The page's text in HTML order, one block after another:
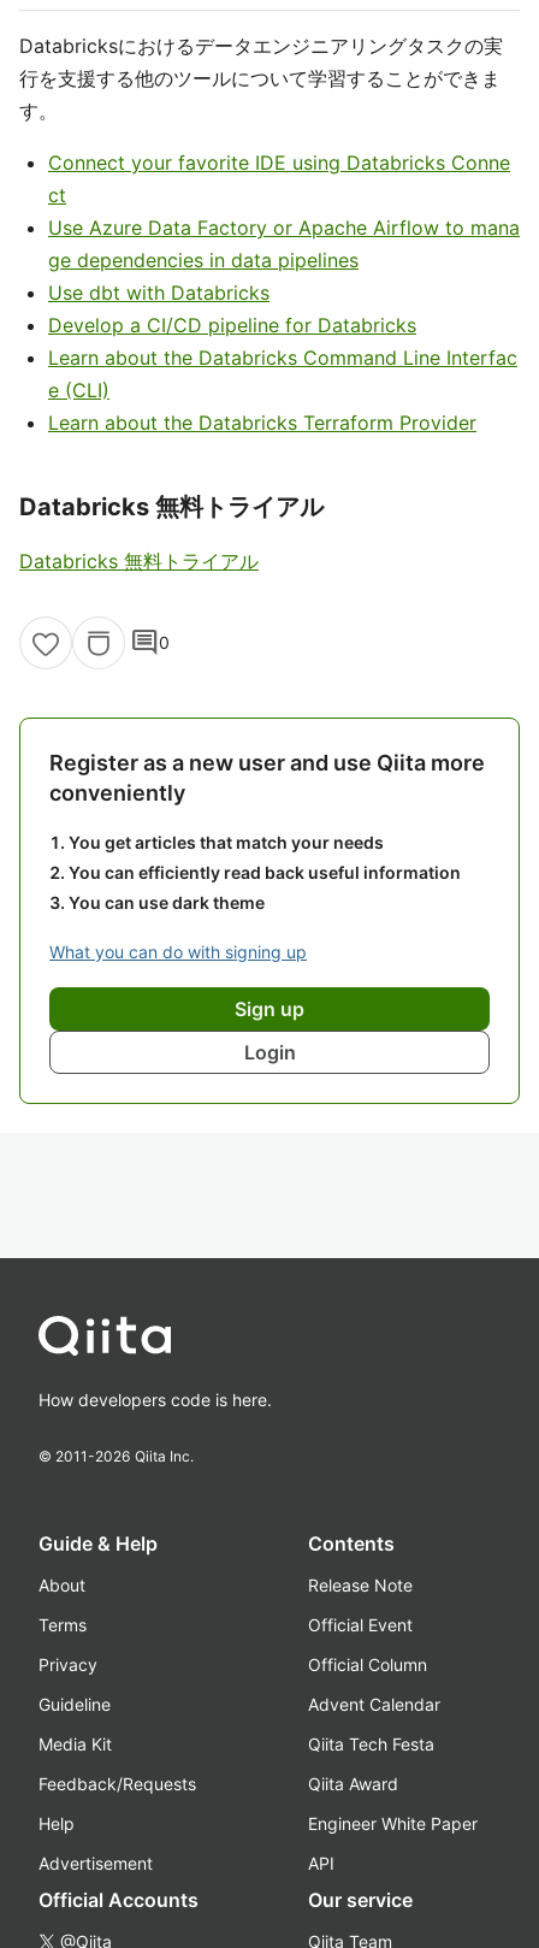
Databricksにおけるデータエンジニアリングタスクの実
行を支援する他のツールについて学習することができま
す。
Connect your favorite IDE using Databricks Conne
ct
Use Azure Data Factory or Apache Airflow to mana
ge dependencies in data pipelines
Use dbt with Databricks
Develop a CI/CD pipeline for Databricks
Learn about the Databricks Command Line Interfac
e (CLI)
Learn about the Databricks Terraform Provider
Databricks 無料トライアル
Databricks 無料トライアル
comment0
Register as a new user and use Qiita more
conveniently
You get articles that match your needs
You can efficiently read back useful information
You can use dark theme
What you can do with signing up
Sign up
Login
How developers code is here.
© 2011-2026 Qiita Inc.
Guide & Help
About
Terms
Privacy
Guideline
Media Kit
Feedback/Requests
Help
Advertisement
Contents
Release Note
Official Event
Official Column
Advent Calendar
Qiita Tech Festa
Qiita Award
Engineer White Paper
API
Official Accounts
@Qiita
Our service
Qiita Team